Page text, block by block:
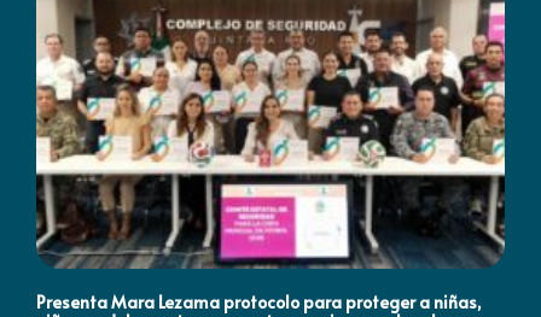
Presenta Mara Lezama protocolo para proteger a niñas,